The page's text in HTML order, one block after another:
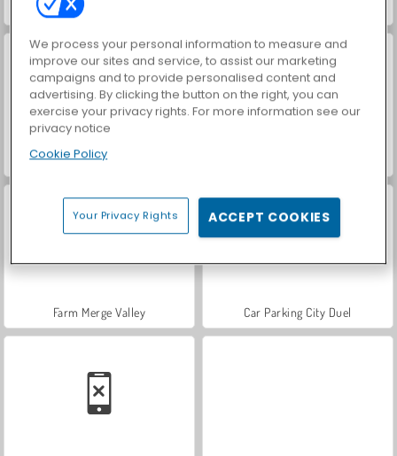
Let's Fish!
ASMR Makeover & Makeup Studio
Farm Merge Valley Car Parking City Duel
We process your personal information to measure and
improve our sites and service, to assist our marketing
campaigns and to provide personalised content and
advertising. By clicking the button on the right, you can
exercise your privacy rights. For more information see our
privacy notice
Cookie Policy
Your Privacy Rights ACCEPT COOKIES